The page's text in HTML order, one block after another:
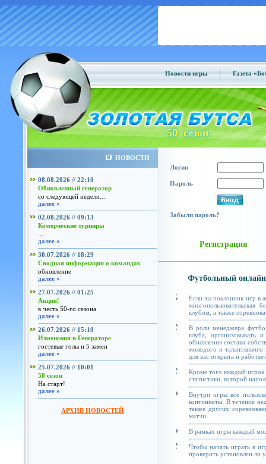
Новости игры Газета
50 сезон
НОВОСТИ
08.08.2026 // 22:10
Обновленный генератор
со следующей недели...
далее »
02.08.2026 // 09:13
Комерческие турниры
далее »
30.07.2026 // 18:29
Сводная информация о командах
обновление
далее »
27.07.2026 // 01:25
Акция!
в честь 50-го сезона
далее »
26.07.2026 // 15:10
Изменения в Генераторе
гостевые голы и 5 замен
далее »
25.07.2026 // 10:01
50 сезон
На старт!
далее »
АРХИВ НОВОСТЕЙ
Логин
Пароль
Забыли пароль?
Регистрация
Футбольный
Если вы поклонник игр в
клубом, а также
В роли менеджера
клуба, организовывать
обновления состава
молодого и талантливого
для вас открыта и
Кроме того каждый игрок
статистики, которой
Внутри игры все
континенты. В течение
также других
матчи.
В рамках игры каждый
Чтобы начать играть в
проверить установлен ли